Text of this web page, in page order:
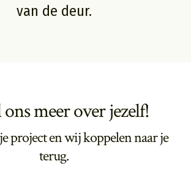
van de deur.
meer over jezelf!
project en wij koppelen naar je
terug.